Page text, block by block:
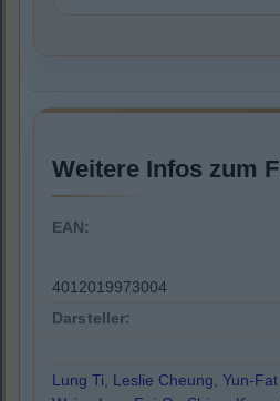
Weitere Infos zum
EAN:
4012019973004
Darsteller:
Lung Ti, Leslie Cheung, Yun-